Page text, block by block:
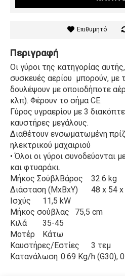
Επιθυμητό
Περιγραφή
Οι γύροι της κατηγορίας
συσκευές αερίου μπορούν, με
δουλέψουν με οποιοδήποτε
κλπ). Φέρουν το σήμα CE.
Γύρος υγραερίου με 3
καυστήρες μεγάλους.
Διαθέτουν ενσωματωμένη
ηλεκτρικού μαχαιριού
• Όλοι οι γύροι συνοδεύονται
και φτυαράκι.
Μήκος ΣούβλΒάρος
32.6 kg
Διάσταση (ΜxΒxΥ)
48 x 54
Ισχύς
11,5 kW
Μήκος σούβλας
75,5 cm
Κιλά
35-45
Μοτέρ
Κάτω
Καυστήρες/Εστίες
3 τεμ
Κατανάλωση 0.69 Kg/h (G30),